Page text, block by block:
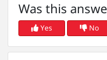
Was this
Yes No